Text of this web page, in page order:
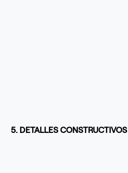
5. DETALLES CONSTRUCTIVOS